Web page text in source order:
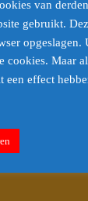
van derden
gebruikt.
opgeslagen.
cookies. Maar
een effect